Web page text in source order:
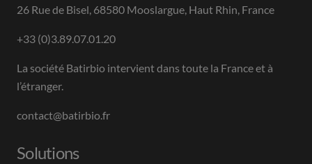
26 Rue de Bisel, 68580 Mooslargue, Haut Rhin, France
+33 (0)3.89.07.01.20
La société Batirbio intervient dans toute la France et à
l’étranger.
contact@batirbio.fr
Solutions